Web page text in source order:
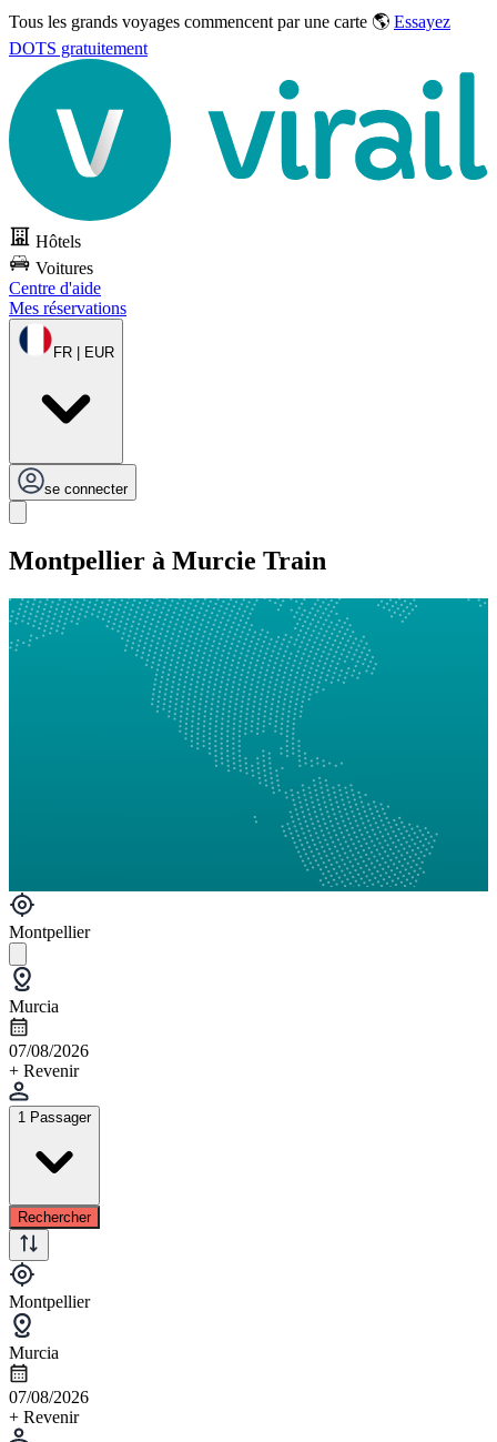
Tous les grands voyages commencent par une carte 🌎 Essayez
DOTS gratuitement
Hôtels
Voitures
Centre d'aide
Mes réservations
FR | EUR
se connecter
Montpellier à Murcie Train
Montpellier
Murcia
07/08/2026
+ Revenir
1 Passager
Rechercher
Montpellier
Murcia
07/08/2026
+ Revenir